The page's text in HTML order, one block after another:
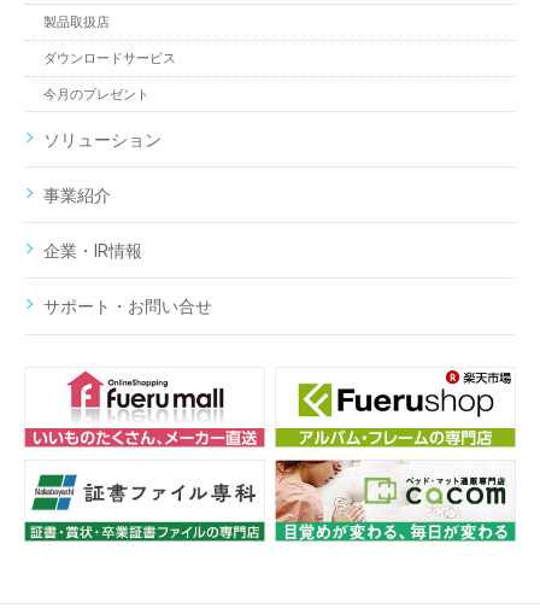
製品取扱店
ダウンロードサービス
今月のプレゼント
ソリューション
事業紹介
企業・IR情報
サポート・お問い合せ